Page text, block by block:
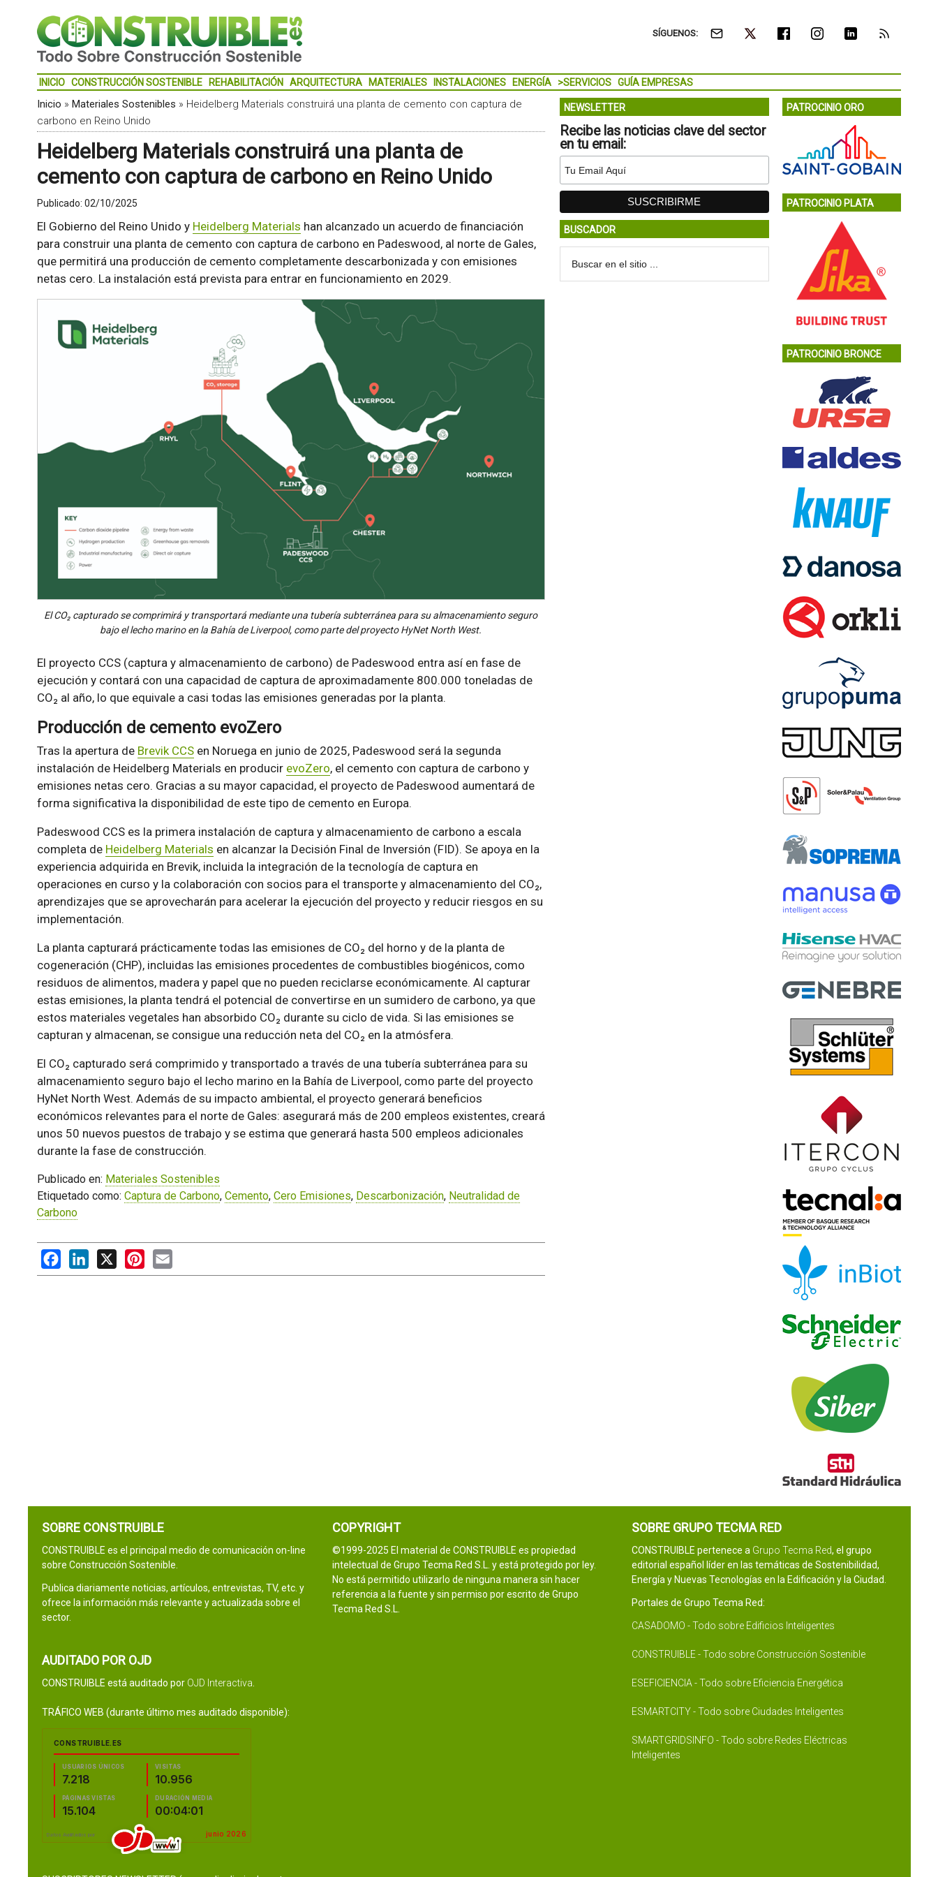
SÍGUENOS:
INICIO CONSTRUCCIÓN SOSTENIBLE REHABILITACIÓN ARQUITECTURA MATERIALES INSTALACIONES ENERGÍA >SERVICIOS GUÍA EMPRESAS
Inicio » Materiales Sostenibles » Heidelberg Materials construirá una planta de cemento con captura de
carbono en Reino Unido
Heidelberg Materials construirá una planta de
cemento con captura de carbono en Reino Unido
Publicado: 02/10/2025
El Gobierno del Reino Unido y Heidelberg Materials han alcanzado un acuerdo de financiación
para construir una planta de cemento con captura de carbono en Padeswood, al norte de Gales,
que permitirá una producción de cemento completamente descarbonizada y con emisiones
netas cero. La instalación está prevista para entrar en funcionamiento en 2029.
El CO₂ capturado se comprimirá y transportará mediante una tubería subterránea para su almacenamiento seguro
bajo el lecho marino en la Bahía de Liverpool, como parte del proyecto HyNet North West.
El proyecto CCS (captura y almacenamiento de carbono) de Padeswood entra así en fase de
ejecución y contará con una capacidad de captura de aproximadamente 800.000 toneladas de
CO₂ al año, lo que equivale a casi todas las emisiones generadas por la planta.
Producción de cemento evoZero
Tras la apertura de Brevik CCSen Noruega en junio de 2025, Padeswood será la segunda
instalación de Heidelberg Materials en producir evoZero, el cemento con captura de carbono y
emisiones netas cero. Gracias a su mayor capacidad, el proyecto de Padeswood aumentará de
forma significativa la disponibilidad de este tipo de cemento en Europa.
Padeswood CCS es la primera instalación de captura y almacenamiento de carbono a escala
completa de Heidelberg Materials en alcanzar la Decisión Final de Inversión (FID). Se apoya en la
experiencia adquirida en Brevik, incluida la integración de la tecnología de captura en
operaciones en curso y la colaboración con socios para el transporte y almacenamiento del CO₂,
aprendizajes que se aprovecharán para acelerar la ejecución del proyecto y reducir riesgos en su
implementación.
La planta capturará prácticamente todas las emisiones de CO₂ del horno y de la planta de
cogeneración (CHP), incluidas las emisiones procedentes de combustibles biogénicos, como
residuos de alimentos, madera y papel que no pueden reciclarse económicamente. Al capturar
estas emisiones, la planta tendrá el potencial de convertirse en un sumidero de carbono, ya que
estos materiales vegetales han absorbido CO₂ durante su ciclo de vida. Si las emisiones se
capturan y almacenan, se consigue una reducción neta del CO₂ en la atmósfera.
El CO₂ capturado será comprimido y transportado a través de una tubería subterránea para su
almacenamiento seguro bajo el lecho marino en la Bahía de Liverpool, como parte del proyecto
HyNet North West. Además de su impacto ambiental, el proyecto generará beneficios
económicos relevantes para el norte de Gales: asegurará más de 200 empleos existentes, creará
unos 50 nuevos puestos de trabajo y se estima que generará hasta 500 empleos adicionales
durante la fase de construcción.
Publicado en: Materiales Sostenibles
Etiquetado como: Captura de Carbono, Cemento, Cero Emisiones, Descarbonización, Neutralidad de
Carbono
FacebookLinkedIn Pinterest
NEWSLETTER
Recibe las noticias clave del sector
en tu email:
BUSCADOR
PATROCINIO ORO
PATROCINIO PLATA
PATROCINIO BRONCE
SOBRE CONSTRUIBLE
CONSTRUIBLE es el principal medio de comunicación on-line
sobre Construcción Sostenible.
Publica diariamente noticias, artículos, entrevistas, TV, etc. y
ofrece la información más relevante y actualizada sobre el
sector.
AUDITADO POR OJD
CONSTRUIBLE está auditado por OJD Interactiva
TRÁFICO WEB (durante último mes auditado disponible):
COPYRIGHT
©1999-2025 El material de CONSTRUIBLE es propiedad
intelectual de Grupo Tecma Red S.L. y está protegido por ley.
No está permitido utilizarlo de ninguna manera sin hacer
referencia a la fuente y sin permiso por escrito de Grupo
Tecma Red S.L.
SOBRE GRUPO TECMA RED
CONSTRUIBLE pertenece a Grupo Tecma Red, el grupo
editorial español líder en las temáticas de Sostenibilidad,
Energía y Nuevas Tecnologías en la Edificación y la Ciudad.
Portales de Grupo Tecma Red:
CASADOMO - Todo sobre Edificios Inteligentes
CONSTRUIBLE - Todo sobre Construcción Sostenible
ESEFICIENCIA - Todo sobre Eficiencia Energética
ESMARTCITY - Todo sobre Ciudades Inteligentes
SMARTGRIDSINFO - Todo sobre Redes Eléctricas
Inteligentes